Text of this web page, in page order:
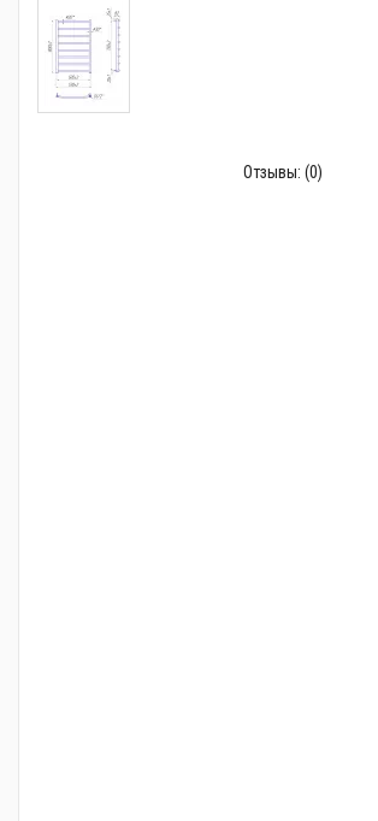
Отзывы: (0)
Стабилизаторы, аккумуляторы, генераторы
Средства для монтажа и ухода